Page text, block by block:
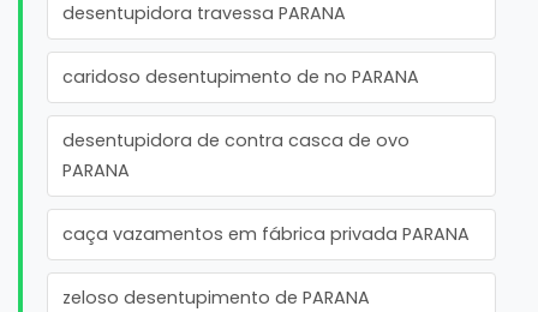
desentupidora travessa PARANA
caridoso desentupimento de no PARANA
desentupidora de contra casca de ovo
PARANA
caça vazamentos em fábrica privada PARANA
zeloso desentupimento de PARANA